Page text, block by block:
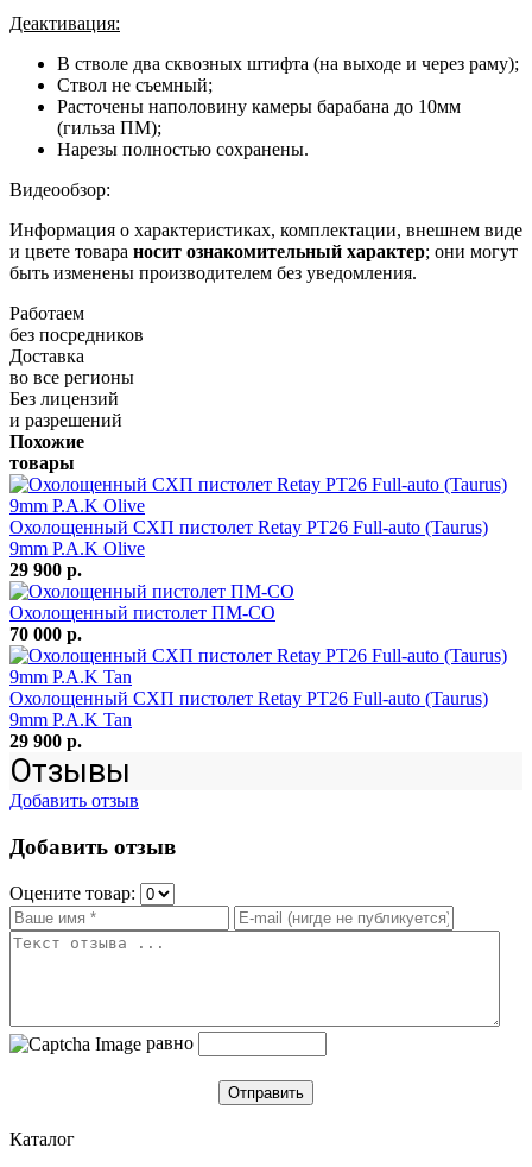
Деактивация:
В стволе два сквозных штифта (на выходе и через раму);
Ствол не съемный;
Расточены наполовину камеры барабана до 10мм
(гильза ПМ);
Нарезы полностью сохранены.
Видеообзор:
Информация о характеристиках, комплектации, внешнем виде
и цвете товара носит ознакомительный характер; они могут
быть изменены производителем без уведомления.
Работаем
без посредников
Доставка
во все регионы
Без лицензий
и разрешений
Похожие
товары
Охолощенный СХП пистолет Retay PT26 Full-auto (Taurus)
9mm P.A.K Olive
29 900 р.
Охолощенный пистолет ПМ-СО
70 000 р.
Охолощенный СХП пистолет Retay PT26 Full-auto (Taurus)
9mm P.A.K Tan
29 900 р.
Отзывы
Добавить отзыв
Добавить отзыв
Оцените товар:
равно
Отправить
Каталог